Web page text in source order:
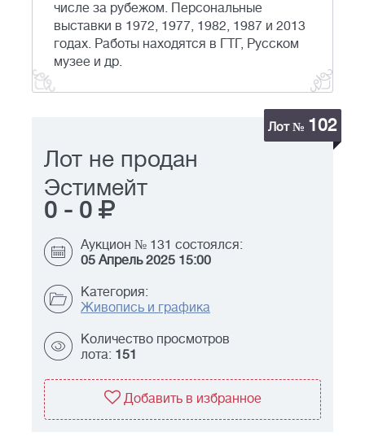
числе за рубежом. Персональные
выставки в 1972, 1977, 1982, 1987 и 2013
годах. Работы находятся в ГТГ, Русском
музее и др.
Лот № 102
Лот не продан
Эстимейт
0 - 0
Аукцион № 131 состоялся:
05 Апрель 2025 15:00
Категория:
Живопись и графика
Количество просмотров
лота: 151
Добавить в избранное